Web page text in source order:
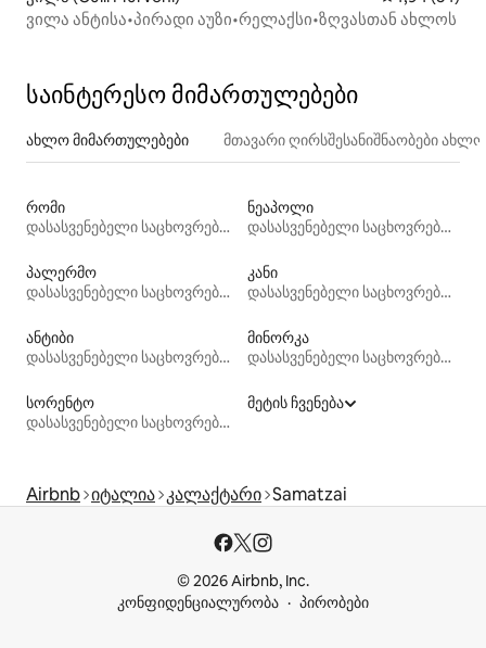
ვილა ანტისა•პირადი აუზი•რელაქსი•ზღვასთან ახლოს
საინტერესო მიმართულებები
ახლო მიმართულებები მთავარი ღირსშესანიშნაობები
რომი
დასასვენებელი საცხოვრებლები
ნეაპოლი
დასასვენებელი საცხოვრებლები
პალერმო
დასასვენებელი საცხოვრებლები
კანი
დასასვენებელი საცხოვრებლები
ანტიბი
დასასვენებელი საცხოვრებლები
მინორკა
დასასვენებელი საცხოვრებლები
სორენტო
დასასვენებელი საცხოვრებლები
მეტის ჩვენება
Airbnb იტალია კალაქტარი Samatzai
© 2026 Airbnb, Inc.
კონფიდენციალურობა
პირობები